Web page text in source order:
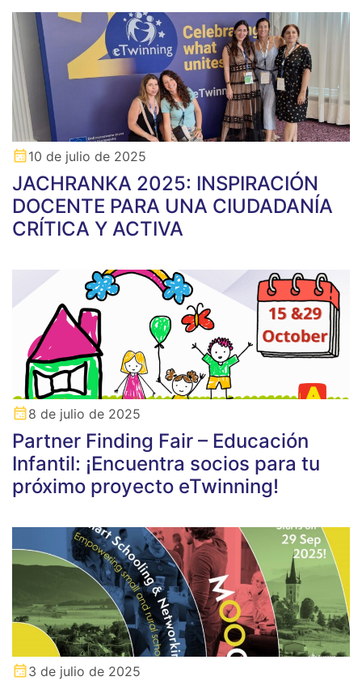
10 de julio de 2025
JACHRANKA 2025: INSPIRACIÓN
DOCENTE PARA UNA CIUDADANÍA
CRÍTICA Y ACTIVA
8 de julio de 2025
Partner Finding Fair – Educación
Infantil: ¡Encuentra socios para tu
próximo proyecto eTwinning!
3 de julio de 2025